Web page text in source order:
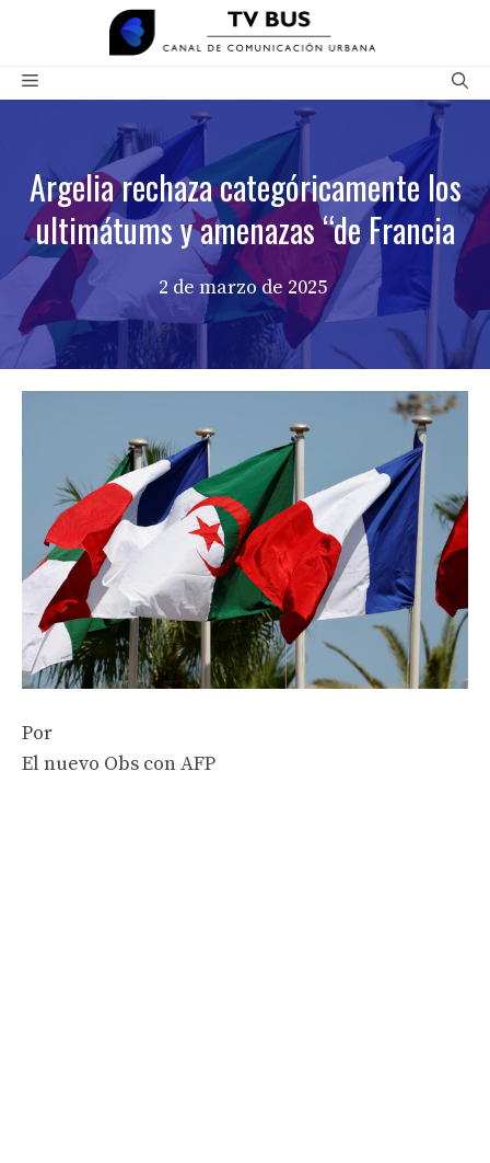
contenido
Menú
Argelia rechaza categóricamente los
ultimátums y amenazas “de Francia
2 de marzo de 2025
Por
El nuevo Obs con AFP